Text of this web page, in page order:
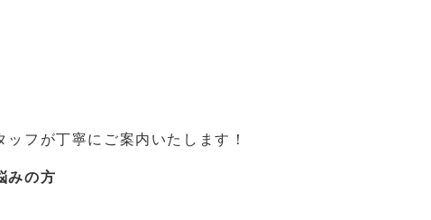
ッフが丁寧にご案内いたします！
みの方